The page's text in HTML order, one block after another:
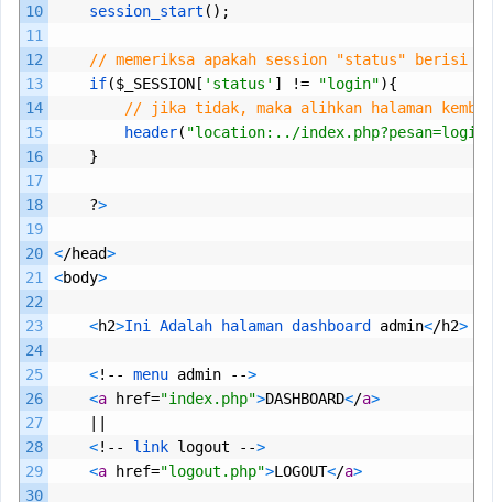
10
11
12
13
14
15
16
17
18
19
20
21
22
23
24
25
26
27
28
29
30
session_start ();
// memeriksa apakah session "status" berisi
if($ _SESSION [ 'status' ] != "login"){
// jika tidak, maka alihkan halaman
header( "location:../
}
?>
</head>
<body>
<h2>Ini Adalah halaman dashboard admin</h2>
<!-- menu admin -->
<a href="index.php">DASHBOARD</a>
<!-- link logout -->
<a href="logout.php">LOGOUT</a>